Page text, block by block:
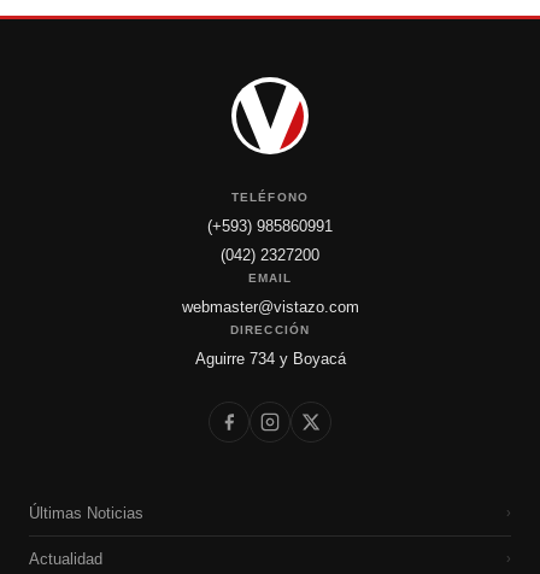
TELÉFONO
(+593) 985860991
(042) 2327200
EMAIL
webmaster@vistazo.com
DIRECCIÓN
Aguirre 734 y Boyacá
Últimas Noticias ›
Actualidad ›